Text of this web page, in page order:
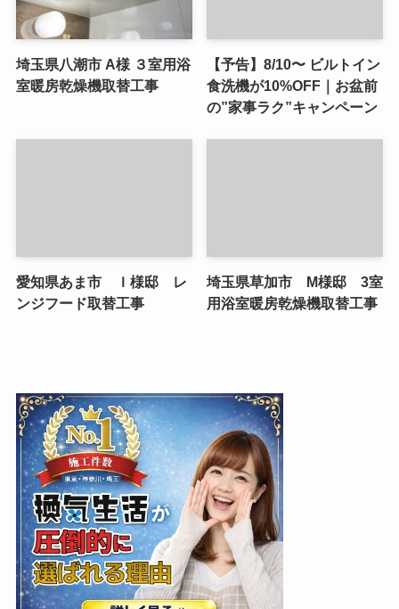
埼玉県八潮市 A様 ３室用浴
室暖房乾燥機取替工事
【予告】8/10〜 ビルトイン
食洗機が10%OFF｜お盆前
の”家事ラク”キャンペーン
愛知県あま市 Ｉ様邸 レ
ンジフード取替工事
埼玉県草加市 M様邸 3室
用浴室暖房乾燥機取替工事